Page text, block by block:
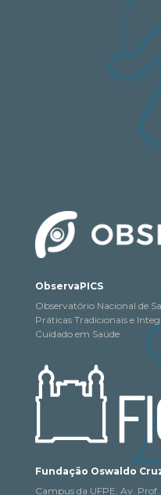
ObservaPICS
Observatório Nacional de
Práticas Tradicionais e
Cuidado em Saúde
Fundação Oswaldo
Campus da UFPE, Av. Prof.